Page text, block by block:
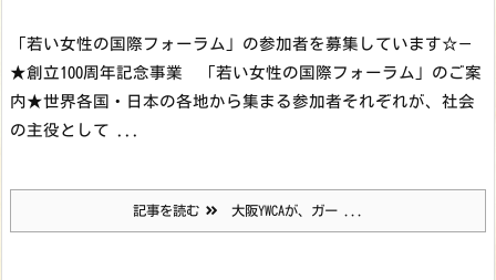
「若い女性の国際フォーラム」の参加者を募集しています☆—
★創立100周年記念事業 「若い女性の国際フォーラム」のご案
内★世界各国・日本の各地から集まる参加者それぞれが、社会
の主役として ...
記事を読む 大阪YWCAが、ガー ...